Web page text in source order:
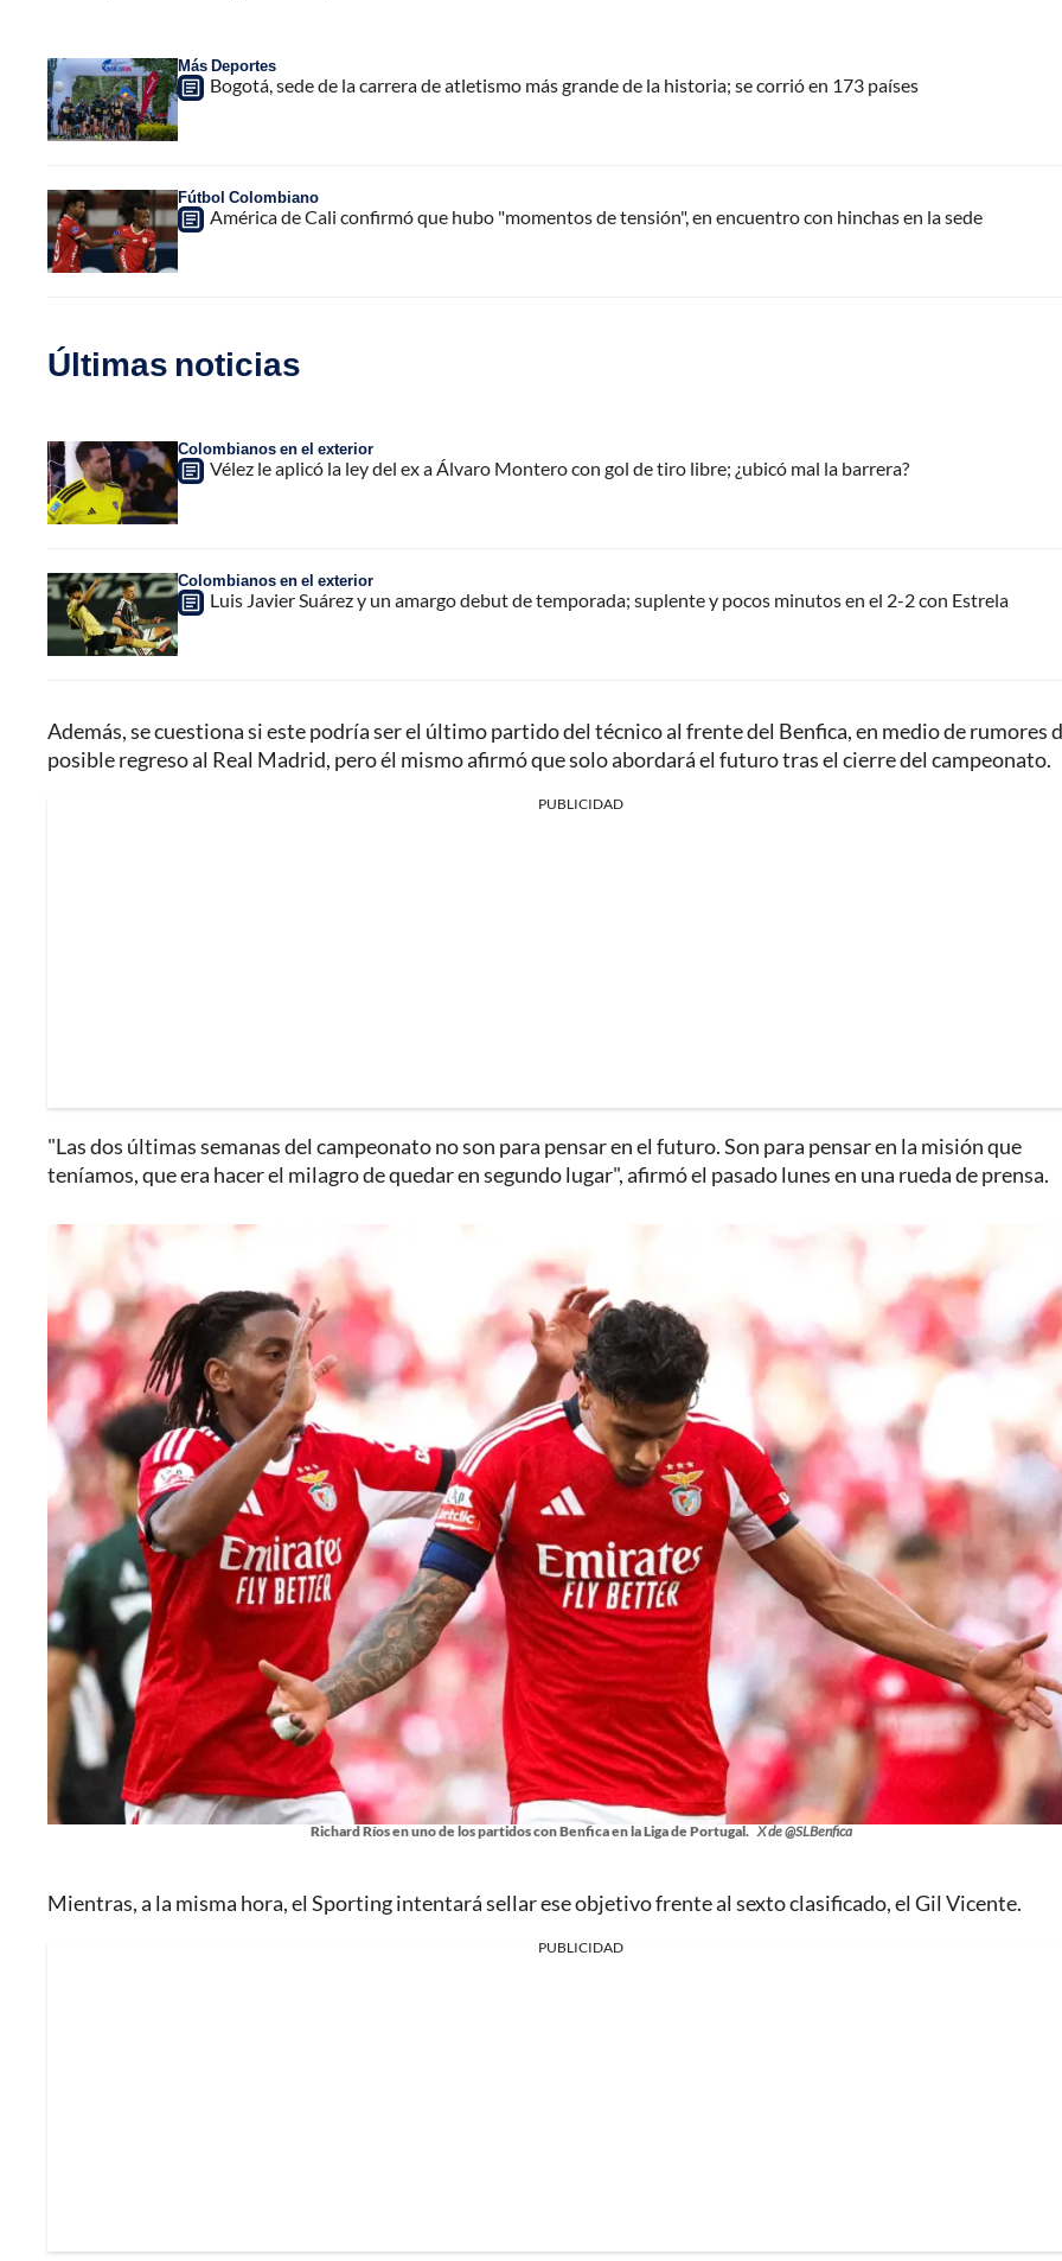
Más Deportes
Bogotá, sede de la carrera de atletismo más grande de la historia; se corrió en 173 países
Fútbol Colombiano
América de Cali confirmó que hubo "momentos de tensión", en encuentro con hinchas en la sede
Últimas noticias
Colombianos en el exterior
Vélez le aplicó la ley del ex a Álvaro Montero con gol de tiro libre; ¿ubicó mal la barrera?
Colombianos en el exterior
Luis Javier Suárez y un amargo debut de temporada; suplente y pocos minutos en el 2-2 con Estrela
Además, se cuestiona si este podría ser el último partido del técnico al frente del Benfica, en medio de rumores
posible regreso al Real Madrid, pero él mismo afirmó que solo abordará el futuro tras el cierre del campeonato.
PUBLICIDAD
"Las dos últimas semanas del campeonato no son para pensar en el futuro. Son para pensar en la misión que
teníamos, que era hacer el milagro de quedar en segundo lugar", afirmó el pasado lunes en una rueda de prensa.
Richard Ríos en uno de los partidos con Benfica en la Liga de Portugal. X de @SLBenfica
Mientras, a la misma hora, el Sporting intentará sellar ese objetivo frente al sexto clasificado, el Gil Vicente.
PUBLICIDAD